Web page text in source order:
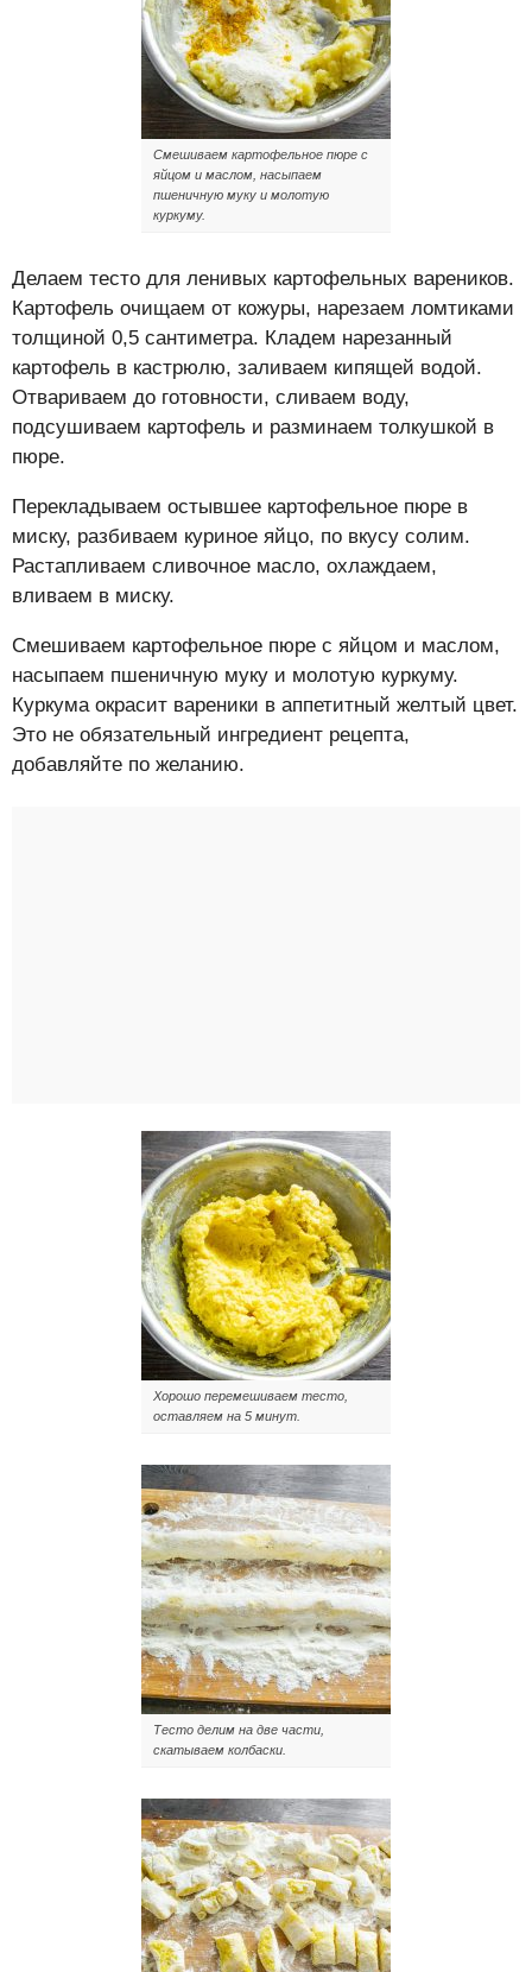
Смешиваем картофельное пюре с
яйцом и маслом, насыпаем
пшеничную муку и молотую
куркуму.
Делаем тесто для ленивых картофельных вареников.
Картофель очищаем от кожуры, нарезаем ломтиками
толщиной 0,5 сантиметра. Кладем нарезанный
картофель в кастрюлю, заливаем кипящей водой.
Отвариваем до готовности, сливаем воду,
подсушиваем картофель и разминаем толкушкой в
пюре.
Перекладываем остывшее картофельное пюре в
миску, разбиваем куриное яйцо, по вкусу солим.
Растапливаем сливочное масло, охлаждаем,
вливаем в миску.
Смешиваем картофельное пюре с яйцом и маслом,
насыпаем пшеничную муку и молотую куркуму.
Куркума окрасит вареники в аппетитный желтый цвет.
Это не обязательный ингредиент рецепта,
добавляйте по желанию.
Хорошо перемешиваем тесто,
оставляем на 5 минут.
Тесто делим на две части,
скатываем колбаски.